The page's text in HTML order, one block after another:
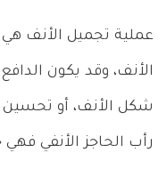
عملية تجميل الأنف
الأنف، وقد يكون
شكل الأنف، أو تحسين
رأب الحاجز الأنفي